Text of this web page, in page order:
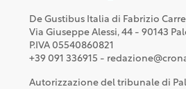
De Gustibus Italia di Fabrizio
Via Giuseppe Alessi, 44 - 90143
P.IVA 05540860821
+39 091 336915 -
Autorizzazione del tribunale di